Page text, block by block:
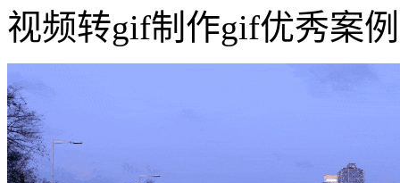
视频转gif制作gif优秀案例